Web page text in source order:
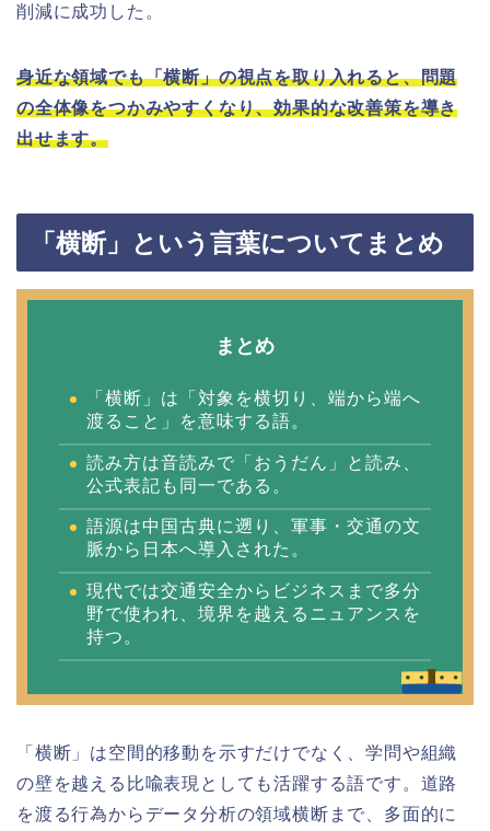
削減に成功した。
身近な領域でも「横断」の視点を取り入れると、問題
の全体像をつかみやすくなり、効果的な改善策を導き
出せます。
「横断」という言葉についてまとめ
まとめ
「横断」は「対象を横切り、端から端へ
渡ること」を意味する語。
読み方は音読みで「おうだん」と読み、
公式表記も同一である。
語源は中国古典に遡り、軍事・交通の文
脈から日本へ導入された。
現代では交通安全からビジネスまで多分
野で使われ、境界を越えるニュアンスを
持つ。
「横断」は空間的移動を示すだけでなく、学問や組織
の壁を越える比喩表現としても活躍する語です。道路
を渡る行為からデータ分析の領域横断まで、多面的に